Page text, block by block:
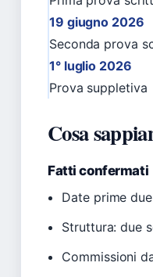
19 giugno 2026
Seconda prova
1° luglio 2026
Prova suppletiva
Cosa
Fatti confermati
Date prime
Struttura: due
Commissioni